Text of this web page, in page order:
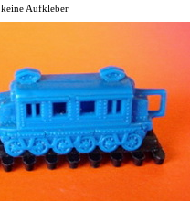
keine Aufkleber